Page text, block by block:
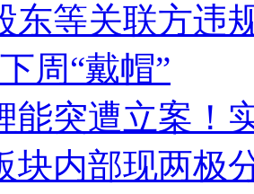
东等关联方违
周“戴帽”
能突遭立案！
块内部现两极